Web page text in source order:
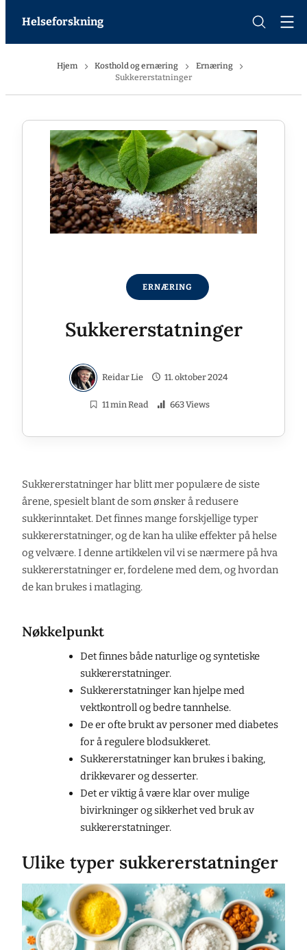
Helseforskning
Hjem Kosthold og ernæring
Ernæring
Sukkererstatninger
ERNÆRING
Sukkererstatninger
Reidar Lie 11. oktober 2024
11 min Read 663 Views
Sukkererstatninger har blitt mer populære de siste
årene, spesielt blant de som ønsker å redusere
sukkerinntaket. Det finnes mange forskjellige typer
sukkererstatninger, og de kan ha ulike effekter på helse
og velvære. I denne artikkelen vil vi se nærmere på hva
sukkererstatninger er, fordelene med dem, og hvordan
de kan brukes i matlaging.
Nøkkelpunkt
Det finnes både naturlige og syntetiske
sukkererstatninger.
Sukkererstatninger kan hjelpe med
vektkontroll og bedre tannhelse.
De er ofte brukt av personer med diabetes
for å regulere blodsukkeret.
Sukkererstatninger kan brukes i baking,
drikkevarer og desserter.
Det er viktig å være klar over mulige
bivirkninger og sikkerhet ved bruk av
sukkererstatninger.
Ulike typer sukkererstatninger